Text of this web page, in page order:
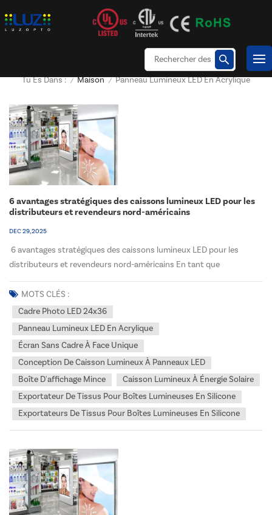
Tu Es Dans : / Maison / Panneau Lumineux LED En Acrylique
6 avantages stratégiques des caissons lumineux LED pour les
distributeurs et revendeurs nord-américains
DEC 29, 2025
6 avantages stratégiques des caissons lumineux LED pour les
distributeurs et revendeurs nord-américains En tant que
distributeur ou revendeur desservant les marchés américain et
canadien, votre succès repose sur votre capacité à fournir à vos
clients des solutions d'affichage innovantes, fiables et...
MOTS CLÉS :
Cadre Photo LED 24x36
Panneau Lumineux LED En Acrylique
Écran Sans Cadre À Face Unique
Conception De Caisson Lumineux À Panneaux LED
Boîte D'affichage Mince
Caisson Lumineux À Énergie Solaire
Exportateur De Tissus Pour Boîtes Lumineuses En Silicone
Exportateurs De Tissus Pour Boîtes Lumineuses En Silicone